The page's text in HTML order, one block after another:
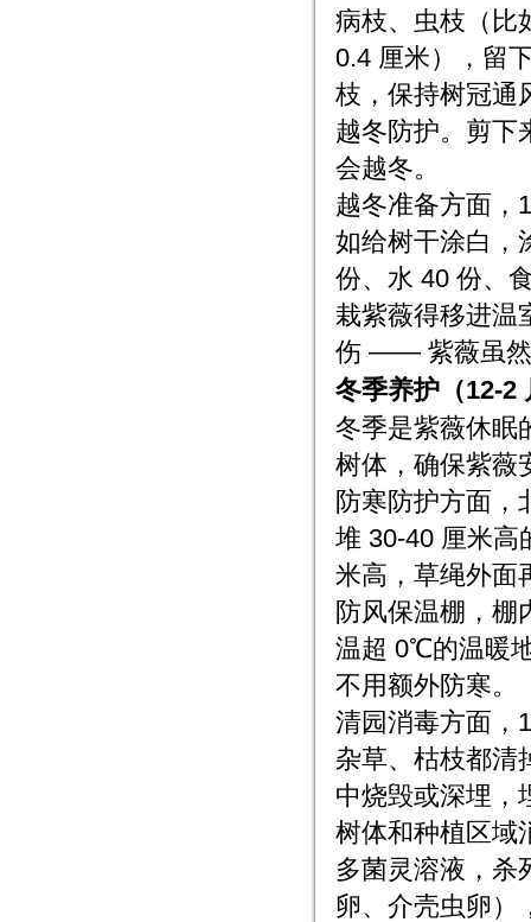
病枝、虫枝（比
0.4 厘米），留
枝，保持树冠通
越冬防护。剪下
会越冬。
越冬准备方面，
如给树干涂白，
份、水 40 份、
栽紫薇得移进温
伤 —— 紫薇虽然
冬季养护（12-2
冬季是紫薇休眠
树体，确保紫薇
防寒防护方面
堆 30-40 厘米高
米高，草绳外面
防风保温棚，
温超 0℃的温暖
不用额外防寒。
清园消毒方面，
杂草、枯枝都
中烧毁或深埋，
树体和种植区域
多菌灵溶液，杀
卵、介壳虫卵）